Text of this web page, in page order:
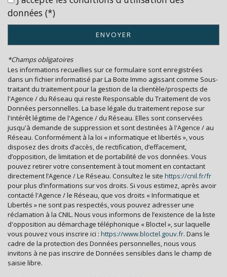
Nombre d'habitants
13 737
Taxe habitation
Taxe foncière
21,36 %
Habitants de moins de 25 ans
21,47 %
Habitants de 25 à 55 ans
34,76 %
Habitants de plus de 55 ans
43,77 %
Nombre d'enfants par famille
0,63
Familles sans enfant
59,64 %
Familles avec 1 ou 2 enfants
5,06 %
Maisons
37,23 %
Appartements
62,77 %
Familles avec 3 enfants
2,18 %
données (*)
ENVOYER
*Champs obligatoires
Les informations recueillies sur ce formulaire sont enregistrées
dans un fichier informatisé par La Boite Immo agissant comme Sous-
traitant du traitement pour la gestion de la clientèle/prospects de
l'Agence / du Réseau qui reste Responsable du Traitement de vos
Données personnelles. La base légale du traitement repose sur
l'intérêt légitime de l'Agence / du Réseau. Elles sont conservées
jusqu'à demande de suppression et sont destinées à l'Agence / au
Réseau. Conformément à la loi « informatique et libertés », vous
disposez des droits d’accès, de rectification, d’effacement,
d’opposition, de limitation et de portabilité de vos données. Vous
pouvez retirer votre consentement à tout moment en contactant
directement l’Agence / Le Réseau. Consultez le site https://cnil.fr/fr
pour plus d’informations sur vos droits. Si vous estimez, après avoir
contacté l'Agence / le Réseau, que vos droits « Informatique et
Libertés » ne sont pas respectés, vous pouvez adresser une
réclamation à la CNIL. Nous vous informons de l’existence de la liste
d'opposition au démarchage téléphonique « Bloctel », sur laquelle
vous pouvez vous inscrire ici : https://www.bloctel.gouv.fr. Dans le
cadre de la protection des Données personnelles, nous vous
invitons à ne pas inscrire de Données sensibles dans le champ de
saisie libre.